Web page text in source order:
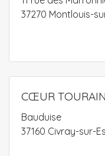
37270 Montlouis-
CŒUR
Bauduise
37160 Civray-sur-